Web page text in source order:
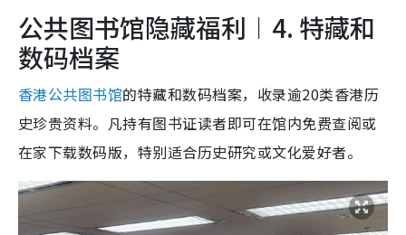
公共图书馆隐藏福利︱4. 特藏和
数码档案
香港公共图书馆的特藏和数码档案，收录逾20类香港历
史珍贵资料。凡持有图书证读者即可在馆内免费查阅或
在家下载数码版，特别适合历史研究或文化爱好者。